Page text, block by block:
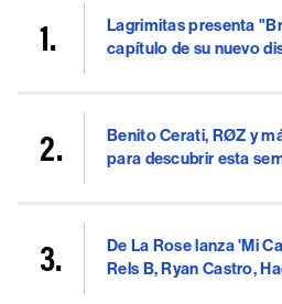
Lagrimitas presenta
capítulo de su nuevo
Benito Cerati, RØZ y
para descubrir esta
De La Rose lanza 'Mi
Rels B, Ryan Castro,